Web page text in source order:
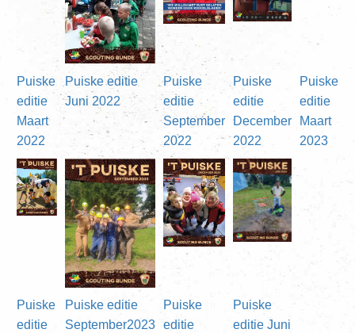
Puiske
editie
Maart
2022
Puiske editie
Juni 2022
Puiske
editie
September
2022
Puiske
editie
December
2022
Puiske
editie
Maart
2023
Puiske
editie
Puiske editie
September2023
Puiske
editie
Puiske
editie Juni